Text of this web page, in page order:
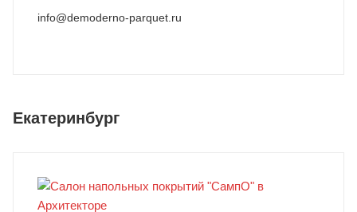
info@demoderno-parquet.ru
Екатеринбург